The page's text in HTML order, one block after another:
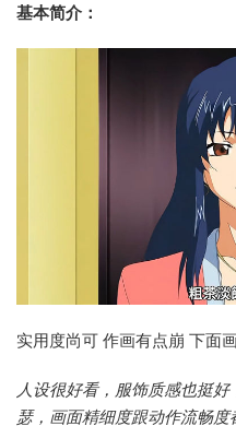
基本简介：
实用度尚可 作画有点崩 下面
人设很好看，服饰质感也挺
瑟，画面精细度跟动作流畅度